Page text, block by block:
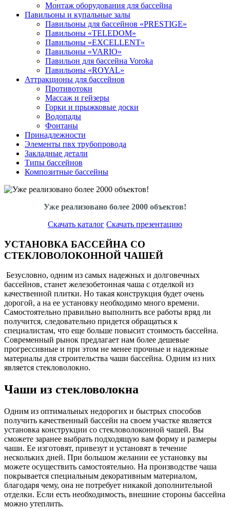
Монтаж оборудования для бассейна
Павильоны и купальные залы
Павильоны для бассейнов «PRESTIGE»
Павильоны «TELEDOM»
Павильоны «EXCELLENT»
Павильоны «VARIO»
Павильон для бассейна Voroka
Павильоны «ROYAL»
Аттракционы для бассейнов
Противотоки
Массаж и гейзеры
Горки и прыжковые доски
Водопады
Фонтаны
Принадлежности
Элементы пвх трубопровода
Закладные детали
Типы бассейнов
Композитные бассейны
Уже реализовано более 2000 объектов!
Скачать каталог Скачать презентацию
УСТАНОВКА БАССЕЙНА СО
СТЕКЛОВОЛОКОННОЙ ЧАШЕЙ
Безусловно, одним из самых надежных и долговечных
бассейнов, станет железобетонная чаша с отделкой из
качественной плитки. Но такая конструкция будет очень
дорогой, а на ее установку необходимо много времени.
Самостоятельно правильно выполнить все работы вряд ли
получится, следовательно придется обращаться к
специалистам, что еще больше повысит стоимость бассейна.
Современный рынок предлагает нам более дешевые
прогрессивные и при этом не менее прочные и надежные
материалы для строительства чаши бассейна. Одним из них
является стекловолокно.
Чаши из стекловолокна
Одним из оптимальных недорогих и быстрых способов
получить качественный бассейн на своем участке является
установка конструкции со стекловолоконной чашей. Вы
сможете заранее выбрать подходящую вам форму и размеры
чаши. Ее изготовят, привезут и установят в течение
нескольких дней. При большом желании ее установку вы
можете осуществить самостоятельно. На производстве чаша
покрывается специальным декоративным материалом,
благодаря чему, она не потребует никакой дополнительной
отделки. Если есть необходимость, внешние стороны бассейна
можно утеплить.